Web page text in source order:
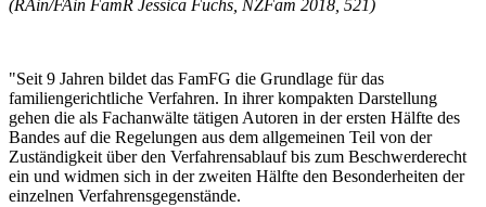
(RAin/FAin FamR Jessica Fuchs, NZFam 2018, 521)
"Seit 9 Jahren bildet das FamFG die Grundlage für das
familiengerichtliche Verfahren. In ihrer kompakten Darstellung
gehen die als Fachanwälte tätigen Autoren in der ersten Hälfte des
Bandes auf die Regelungen aus dem allgemeinen Teil von der
Zuständigkeit über den Verfahrensablauf bis zum Beschwerderecht
ein und widmen sich in der zweiten Hälfte den Besonderheiten der
einzelnen Verfahrensgegenstände.